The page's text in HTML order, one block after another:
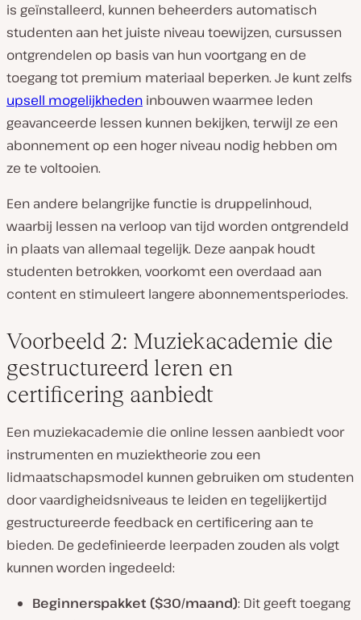
is geïnstalleerd, kunnen beheerders automatisch
studenten aan het juiste niveau toewijzen, cursussen
ontgrendelen op basis van hun voortgang en de
toegang tot premium materiaal beperken. Je kunt zelfs
upsell mogelijkheden inbouwen waarmee leden
geavanceerde lessen kunnen bekijken, terwijl ze een
abonnement op een hoger niveau nodig hebben om
ze te voltooien.
Een andere belangrijke functie is druppelinhoud,
waarbij lessen na verloop van tijd worden ontgrendeld
in plaats van allemaal tegelijk. Deze aanpak houdt
studenten betrokken, voorkomt een overdaad aan
content en stimuleert langere abonnementsperiodes.
Voorbeeld 2: Muziekacademie die
gestructureerd leren en
certificering aanbiedt
Een muziekacademie die online lessen aanbiedt voor
instrumenten en muziektheorie zou een
lidmaatschapsmodel kunnen gebruiken om studenten
door vaardigheidsniveaus te leiden en tegelijkertijd
gestructureerde feedback en certificering aan te
bieden. De gedefinieerde leerpaden zouden als volgt
kunnen worden ingedeeld:
Beginnerspakket ($30/maand): Dit geeft toegang